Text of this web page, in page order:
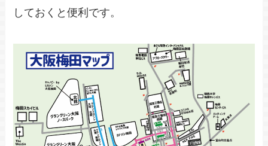
しておくと便利です。